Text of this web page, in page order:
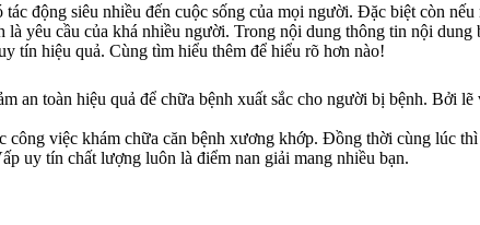
động siêu nhiều đến cuộc sống của mọi người. Đặc biệt còn
yêu cầu của khá nhiều người. Trong nội dung thông tin nội dung
tín hiệu quả. Cùng tìm hiểu thêm để hiểu rõ hơn nào!
toàn hiệu quả để chữa bệnh xuất sắc cho người bị bệnh. Bởi
việc khám chữa căn bệnh xương khớp. Đồng thời cùng lúc
uy tín chất lượng luôn là điểm nan giải mang nhiều bạn.